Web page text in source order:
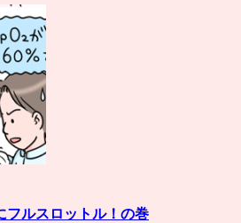
ルスロットル！の巻